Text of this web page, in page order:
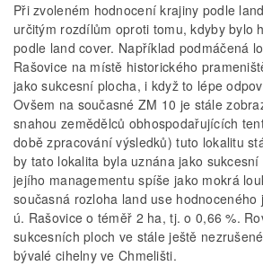
Při zvoleném hodnocení krajiny podle
určitým rozdílům oproti tomu, kdyby bylo
podle land cover. Například podmáčená
Rašovice na místě historického
jako sukcesní plocha, i když to lépe
Ovšem na současné ZM 10 je stále
snahou zemědělců obhospodařujících
době zpracování výsledků) tuto lokalitu
by tato lokalita byla uznána jako
jejího managementu spíše jako mokrá
současná rozloha land use hodnoceného
ú. Rašovice o téměř 2 ha, tj. o 0,66 %.
sukcesních ploch ve stále ještě
bývalé cihelny ve Chmelišti.